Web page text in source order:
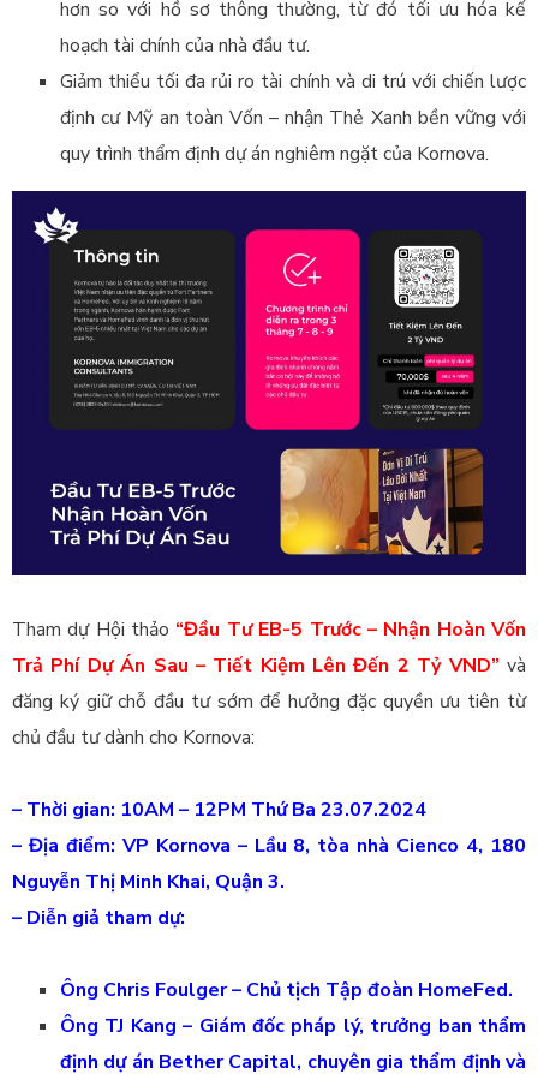
hơn so với hồ sơ thông thường, từ đó tối ưu hóa kế
hoạch tài chính của nhà đầu tư.
Giảm thiểu tối đa rủi ro tài chính và di trú với chiến lược
định cư Mỹ an toàn Vốn – nhận Thẻ Xanh bền vững với
quy trình thẩm định dự án nghiêm ngặt của Kornova.
Tham dự Hội thảo “Đầu Tư EB-5 Trước – Nhận Hoàn Vốn
Trả Phí Dự Án Sau – Tiết Kiệm Lên Đến 2 Tỷ VND” và
đăng ký giữ chỗ đầu tư sớm để hưởng đặc quyền ưu tiên từ
chủ đầu tư dành cho Kornova:
– Thời gian: 10AM – 12PM Thứ Ba 23.07.2024
– Địa điểm: VP Kornova – Lầu 8, tòa nhà Cienco 4, 180
Nguyễn Thị Minh Khai, Quận 3.
– Diễn giả tham dự:
Ông Chris Foulger – Chủ tịch Tập đoàn HomeFed.
Ông TJ Kang – Giám đốc pháp lý, trưởng ban thẩm
định dự án Bether Capital, chuyên gia thẩm định và